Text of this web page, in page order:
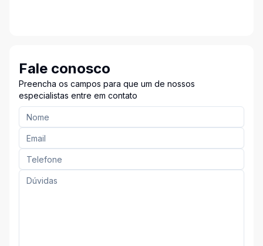
Fale conosco
Preencha os campos para que um de nossos
especialistas entre em contato